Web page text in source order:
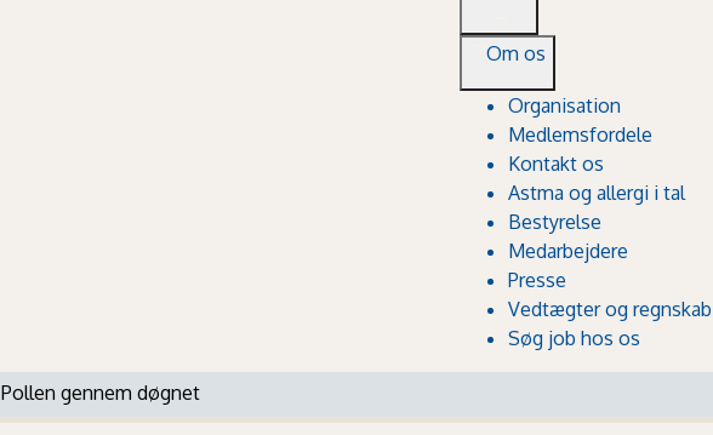
Om os
Organisation
Medlemsfordele
Kontakt os
Astma og allergi i tal
Bestyrelse
Medarbejdere
Presse
Vedtægter og regnskab
Søg job hos os
Pollen gennem døgnet